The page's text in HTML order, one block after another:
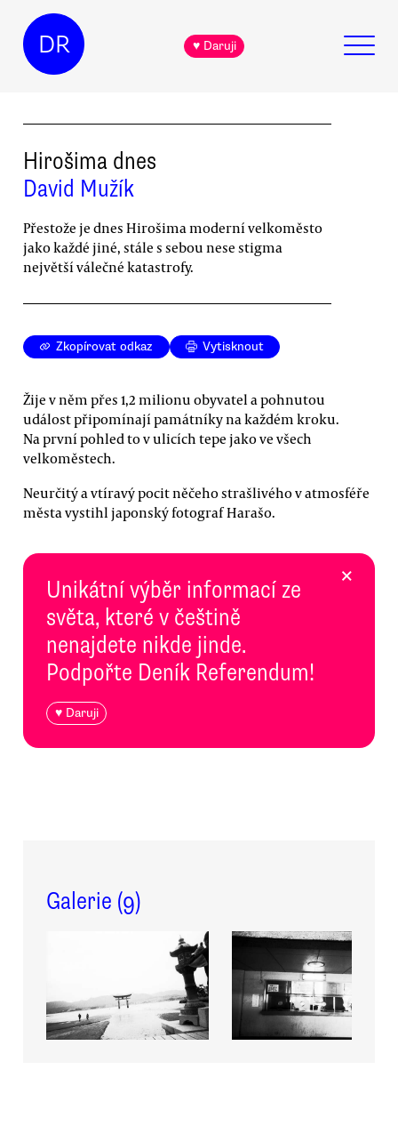
DR ♥ Daruji
Hirošima dnes
David Mužík
Přestože je dnes Hirošima moderní velkoměsto
jako každé jiné, stále s sebou nese stigma
největší válečné katastrofy.
Zkopírovat odkaz Vytisknout
Žije v něm přes 1,2 milionu obyvatel a pohnutou
událost připomínají památníky na každém kroku.
Na první pohled to v ulicích tepe jako ve všech
velkoměstech.
Neurčitý a vtíravý pocit něčeho strašlivého v atmosféře
města vystihl japonský fotograf Harašo.
Unikátní výběr informací ze
světa, které v češtině
nenajdete nikde jinde.
Podpořte Deník Referendum!
♥ Daruji
×
Galerie (9)